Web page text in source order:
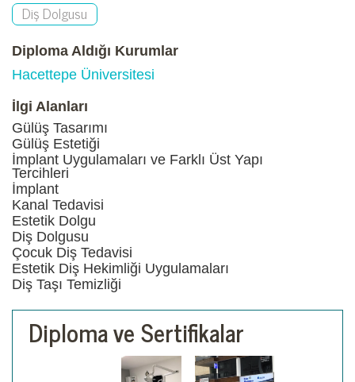
Diş Dolgusu
Diploma Aldığı Kurumlar
Hacettepe Üniversitesi
İlgi Alanları
Gülüş Tasarımı
Gülüş Estetiği
İmplant Uygulamaları ve Farklı Üst Yapı
Tercihleri
İmplant
Kanal Tedavisi
Estetik Dolgu
Diş Dolgusu
Çocuk Diş Tedavisi
Estetik Diş Hekimliği Uygulamaları
Diş Taşı Temizliği
Diploma ve Sertifikalar